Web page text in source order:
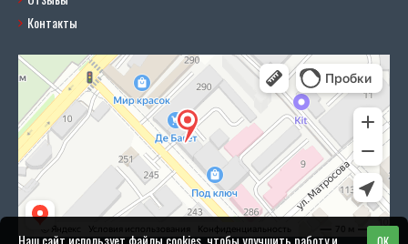
Контакты
Наш сайт использует файлы cookies, чтобы улучшить работу и